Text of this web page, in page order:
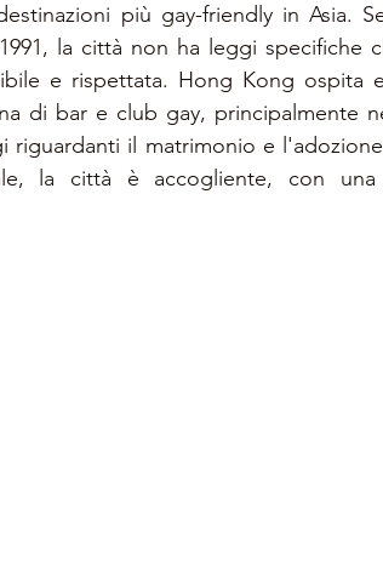
più gay-friendly in Asia.
la città non ha leggi specifiche
e rispettata. Hong Kong ospita
di bar e club gay, principalmente
riguardanti il matrimonio e
la città è accogliente, con